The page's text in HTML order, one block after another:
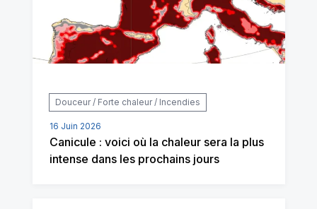
Douceur / Forte chaleur / Incendies
16 Juin 2026
Canicule : voici où la chaleur sera la plus
intense dans les prochains jours